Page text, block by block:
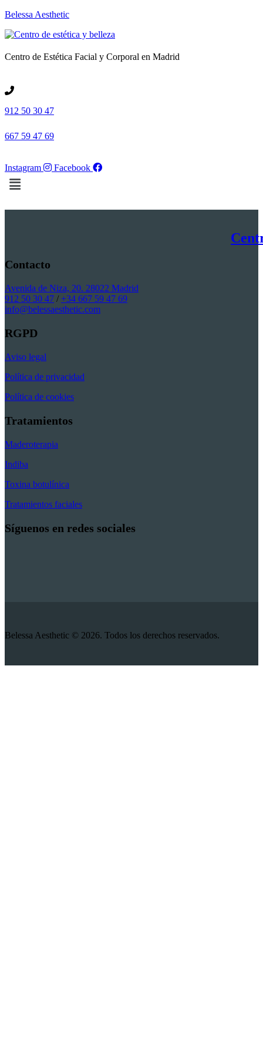
Belessa Aesthetic
Centro de Estética Facial y Corporal en Madrid
912 50 30 47
667 59 47 69
Instagram Facebook
Menú
Contacto
Avenida de Niza, 20. 28022 Madrid
912 50 30 47 / +34 667 59 47 69
info@belessaesthetic.com
RGPD
Aviso legal
Política de privacidad
Política de cookies
Tratamientos
Maderoterapia
Indiba
Toxina botulínica
Tratamientos faciales
Síguenos en redes sociales
Belessa Aesthetic © 2026. Todos los derechos reservados.